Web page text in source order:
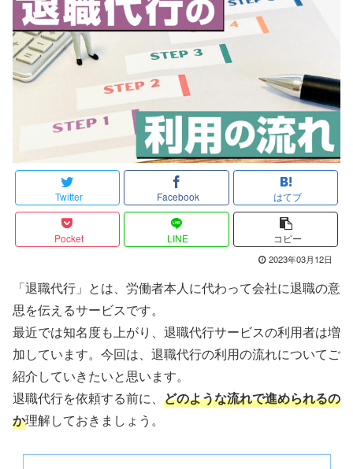
Twitter Facebook はてブ
Pocket LINE コピー
2023年03月12日
「退職代行」とは、労働者本人に代わって会社に退職の意
思を伝えるサービスです。
最近では知名度も上がり、退職代行サービスの利用者は増
加しています。今回は、退職代行の利用の流れについてご
紹介していきたいと思います。
退職代行を依頼する前に、 どのような流れで進められるの
か理解しておきましょう。